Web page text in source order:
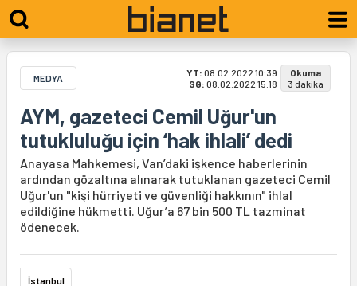
MEDYA YT: 08.02.2022 10:39
SG: 08.02.2022 15:18
Okuma
3 dakika
AYM, gazeteci Cemil Uğur'un
tutukluluğu için ‘hak ihlali’ dedi
Anayasa Mahkemesi, Van’daki işkence haberlerinin
ardından gözaltına alınarak tutuklanan gazeteci Cemil
Uğur'un "kişi hürriyeti ve güvenliği hakkının" ihlal
edildiğine hükmetti. Uğur’a 67 bin 500 TL tazminat
ödenecek.
İstanbul